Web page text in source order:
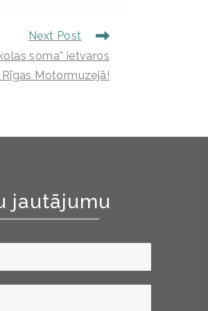
Next Post
soma” ietvaros
Motormuzejā!
jautājumu